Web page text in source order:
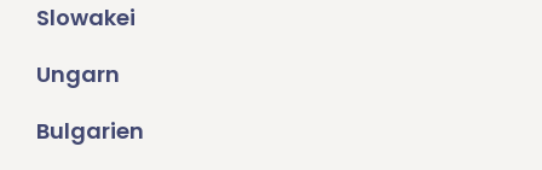
Slowakei
Ungarn
Bulgarien